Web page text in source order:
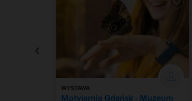
WYSTAWA
Motylarnia Gdańsk - Muzeum